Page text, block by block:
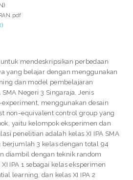
mendeskripsikan perbedaan
yang belajar dengan menggunakan
dan model pembelajaran
Negeri 3 Singaraja. Jenis
menggunakan desain
non-equivalent control group yang
yaitu kelompok eksperimen dan
penelitian adalah kelas XI IPA SMA
berjumlah 3 kelas dengan total 94
diambil dengan teknik random
IPA 1 sebagai kelas eksperimen
learning, dan kelas XI IPA 2